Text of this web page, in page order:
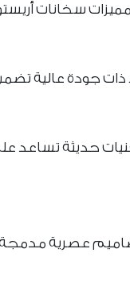
سخانات
جودة عالية تضمن
حديثة تساعد
عصرية مدمجة